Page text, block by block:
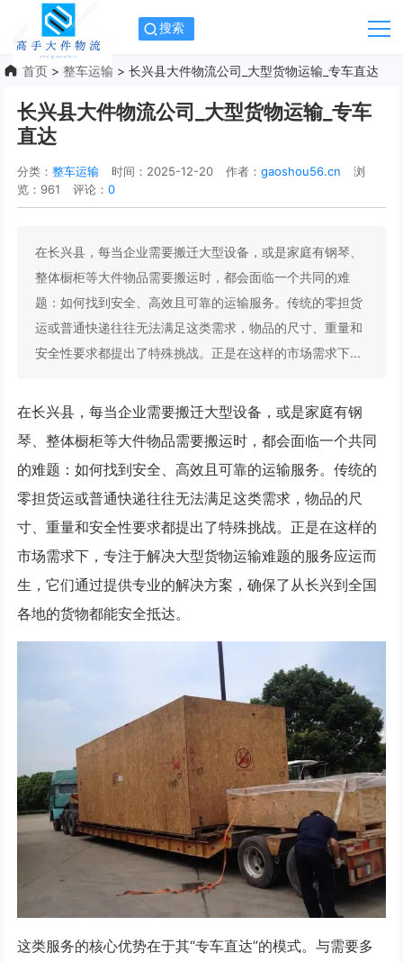
搜索
首页 >整车运输 > 长兴县大件物流公司_大型货物运输_专车直达
长兴县大件物流公司_大型货物运输_专车
直达
分类：整车运输 时间：2025-12-20 作者：gaoshou56.cn
浏
览：961
评论：0
在长兴县，每当企业需要搬迁大型设备，或是家庭有钢琴、
整体橱柜等大件物品需要搬运时，都会面临一个共同的难
题：如何找到安全、高效且可靠的运输服务。传统的零担货
运或普通快递往往无法满足这类需求，物品的尺寸、重量和
安全性要求都提出了特殊挑战。正是在这样的市场需求下...
在长兴县，每当企业需要搬迁大型设备，或是家庭有钢
琴、整体橱柜等大件物品需要搬运时，都会面临一个共同
的难题：如何找到安全、高效且可靠的运输服务。传统的
零担货运或普通快递往往无法满足这类需求，物品的尺
寸、重量和安全性要求都提出了特殊挑战。正是在这样的
市场需求下，专注于解决大型货物运输难题的服务应运而
生，它们通过提供专业的解决方案，确保了从长兴到全国
各地的货物都能安全抵达。
这类服务的核心优势在于其“专车直达”的模式。与需要多